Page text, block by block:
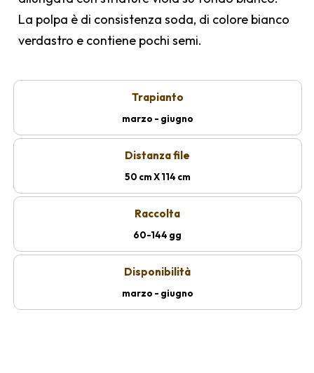
La polpa è di consistenza soda, di colore bianco
verdastro e contiene pochi semi.
Trapianto
marzo - giugno
Distanza file
50 cm X 114 cm
Raccolta
60-144 gg
Disponibilità
marzo - giugno